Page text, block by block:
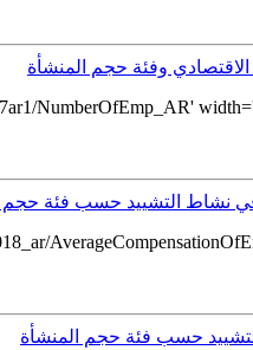
وفئة حجم المنشأة
NumberOfEmp_AR'
نشاط التشييد حسب فئة حجم
حسب فئة حجم المنشأة